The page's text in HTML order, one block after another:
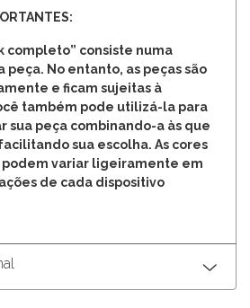
completo” consiste numa
peça. No entanto, as peças são
e ficam sujeitas à
também pode utilizá-la para
sua peça combinando-a às que
sua escolha. As cores
podem variar ligeiramente em
de cada dispositivo